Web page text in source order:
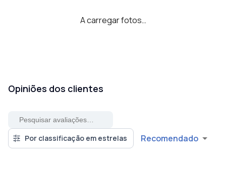
A carregar fotos…
Opiniões dos clientes
Por classificação em estrelas Recomendado